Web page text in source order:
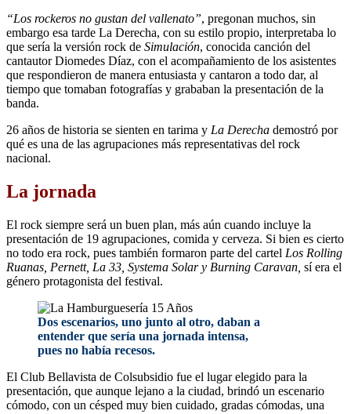
“Los rockeros no gustan del vallenato”, pregonan muchos, sin
embargo esa tarde La Derecha, con su estilo propio, interpretaba lo
que sería la versión rock de Simulación, conocida canción del
cantautor Diomedes Díaz, con el acompañamiento de los asistentes
que respondieron de manera entusiasta y cantaron a todo dar, al
tiempo que tomaban fotografías y grababan la presentación de la
banda.
26 años de historia se sienten en tarima y La Derecha demostró por
qué es una de las agrupaciones más representativas del rock
nacional.
La jornada
El rock siempre será un buen plan, más aún cuando incluye la
presentación de 19 agrupaciones, comida y cerveza. Si bien es cierto
no todo era rock, pues también formaron parte del cartel Los Rolling
Ruanas, Pernett, La 33, Systema Solar y Burning Caravan, sí era el
género protagonista del festival.
Dos escenarios, uno junto al otro, daban a
entender que sería una jornada intensa,
pues no había recesos.
El Club Bellavista de Colsubsidio fue el lugar elegido para la
presentación, que aunque lejano a la ciudad, brindó un escenario
cómodo, con un césped muy bien cuidado, gradas cómodas, una